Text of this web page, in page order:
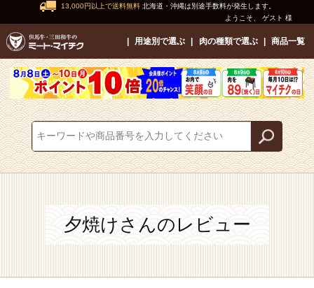
13,000円以上で送料無料 北海道・沖縄は別途手数料が発生します。
ようこそ、 ゲスト 様
用途別で選ぶ 肉の種類で選ぶ 商品一覧
夕焼けさんのレビュー